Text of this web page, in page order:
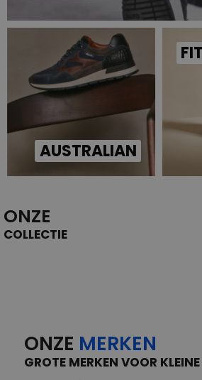
AUSTRALIAN
ONZE
COLLECTIE
ONZE MERKEN
GROTE MERKEN VOOR